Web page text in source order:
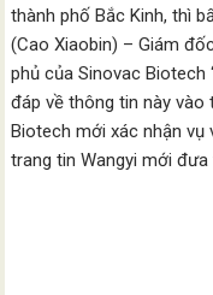
thành phố Bắc Kinh, thì
(Cao Xiaobin) – Giám
phủ của Sinovac Biotech
đáp về thông tin này
Biotech mới xác nhận vụ
trang tin Wangyi mới đưa